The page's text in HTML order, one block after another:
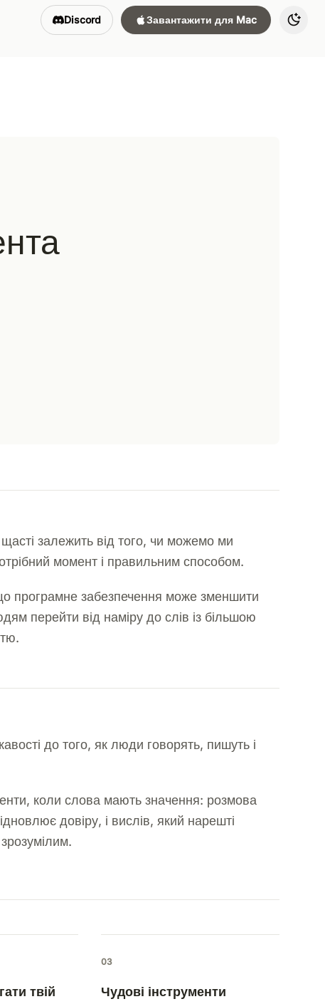
Discord Завантажити для Mac
щасті залежить від того, чи можемо ми
момент і правильним способом.
програмне забезпечення може зменшити
перейти від наміру до слів із більшою
до того, як люди говорять, пишуть і
коли слова мають значення: розмова
довіру, і вислів, який нарешті
твій
03
Чудові інструменти